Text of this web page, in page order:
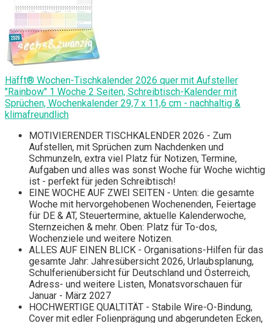
Häfft® Wochen-Tischkalender 2026 quer mit Aufsteller
"Rainbow" 1 Woche 2 Seiten, Schreibtisch-Kalender mit
Sprüchen, Wochenkalender 29,7 x 11,6 cm - nachhaltig &
klimafreundlich
MOTIVIERENDER TISCHKALENDER 2026 - Zum
Aufstellen, mit Sprüchen zum Nachdenken und
Schmunzeln, extra viel Platz für Notizen, Termine,
Aufgaben und alles was sonst Woche für Woche wichtig
ist - perfekt für jeden Schreibtisch!
EINE WOCHE AUF ZWEI SEITEN - Unten: die gesamte
Woche mit hervorgehobenen Wochenenden, Feiertage
für DE & AT, Steuertermine, aktuelle Kalenderwoche,
Sternzeichen & mehr. Oben: Platz für To-dos,
Wochenziele und weitere Notizen.
ALLES AUF EINEN BLICK - Organisations-Hilfen für das
gesamte Jahr: Jahresübersicht 2026, Urlaubsplanung,
Schulferienübersicht für Deutschland und Österreich,
Adress- und weitere Listen, Monatsvorschauen für
Januar - März 2027
HOCHWERTIGE QUALTITÄT - Stabile Wire-O-Bindung,
Cover mit edler Folienprägung und abgerundeten Ecken,